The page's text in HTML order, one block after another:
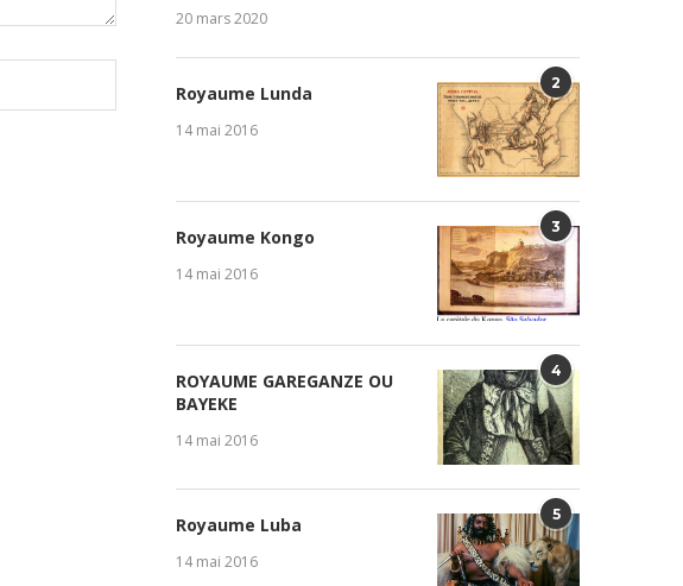
20 mars 2020
2
Royaume Lunda
14 mai 2016
3
Royaume Kongo
14 mai 2016
4
ROYAUME GAREGANZE OU
BAYEKE
14 mai 2016
5
Royaume Luba
14 mai 2016